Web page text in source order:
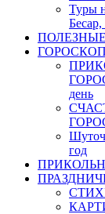
Туры
день
год